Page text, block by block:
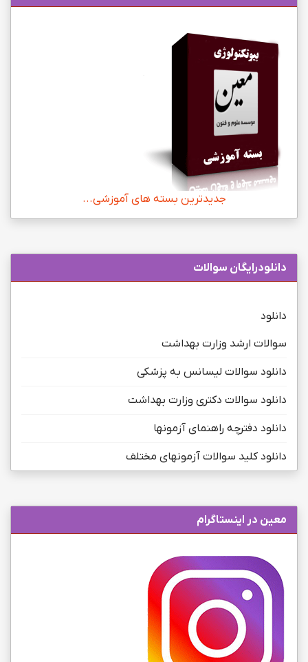
جدیدترین بسته های آموزشی...
دانلودرایگان سوالات
دانلود
سوالات ارشد وزارت بهداشت
دانلود سوالات لیسانس به پزشکی
دانلود سوالات دکتری وزارت بهداشت
دانلود دفترچه راهنمای آزمونها
دانلود کلید سوالات آزمونهای مختلف
معین در اینستاگرام